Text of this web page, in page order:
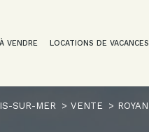
VENDRE LOCATIONS DE VACANCES
SUR-MER VENTE ROYAN